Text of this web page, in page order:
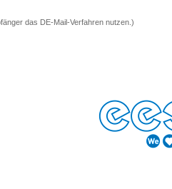
das DE-Mail-Verfahren nutzen.)